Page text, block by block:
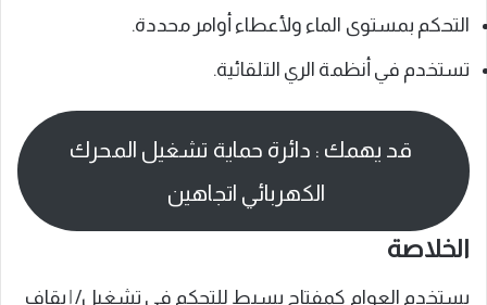
التحكم بمستوى الماء ولأعطاء أوامر محددة.
تستخدم في أنظمة الري التلقائية.
قد يهمك : دائرة حماية تشغيل المحرك
الكهربائي اتجاهين
الخلاصة
يستخدم العوام كمفتاح بسيط للتحكم في تشغيل/ إيقاف